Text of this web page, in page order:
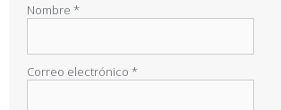
Nombre *
Correo electrónico *